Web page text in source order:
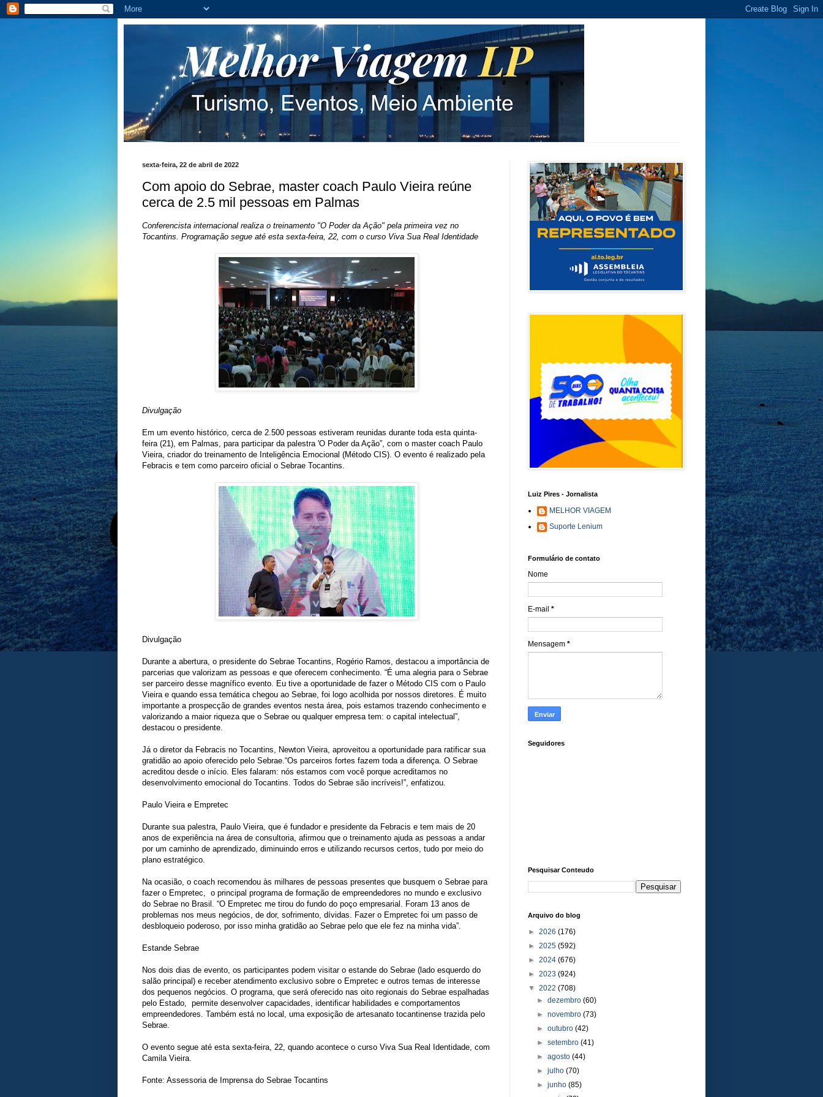
sexta-feira, 22 de abril de 2022
Com apoio do Sebrae, master coach Paulo Vieira reúne
cerca de 2.5 mil pessoas em Palmas
Conferencista internacional realiza o treinamento "O Poder da Ação" pela primeira vez no
Tocantins. Programação segue até esta sexta-feira, 22, com o curso Viva Sua Real Identidade
Divulgação
Em um evento histórico, cerca de 2.500 pessoas estiveram reunidas durante toda esta quinta-
feira (21), em Palmas, para participar da palestra 'O Poder da Ação”, com o master coach Paulo
Vieira, criador do treinamento de Inteligência Emocional (Método CIS). O evento é realizado pela
Febracis e tem como parceiro oficial o Sebrae Tocantins.
Divulgação
Durante a abertura, o presidente do Sebrae Tocantins, Rogério Ramos, destacou a importância de
parcerias que valorizam as pessoas e que oferecem conhecimento. “É uma alegria para o Sebrae
ser parceiro desse magnífico evento. Eu tive a oportunidade de fazer o Método CIS com o Paulo
Vieira e quando essa temática chegou ao Sebrae, foi logo acolhida por nossos diretores. É muito
importante a prospecção de grandes eventos nesta área, pois estamos trazendo conhecimento e
valorizando a maior riqueza que o Sebrae ou qualquer empresa tem: o capital intelectual”,
destacou o presidente.
Já o diretor da Febracis no Tocantins, Newton Vieira, aproveitou a oportunidade para ratificar sua
gratidão ao apoio oferecido pelo Sebrae.“Os parceiros fortes fazem toda a diferença. O Sebrae
acreditou desde o início. Eles falaram: nós estamos com você porque acreditamos no
desenvolvimento emocional do Tocantins. Todos do Sebrae são incríveis!”, enfatizou.
Paulo Vieira e Empretec
Durante sua palestra, Paulo Vieira, que é fundador e presidente da Febracis e tem mais de 20
anos de experiência na área de consultoria, afirmou que o treinamento ajuda as pessoas a andar
por um caminho de aprendizado, diminuindo erros e utilizando recursos certos, tudo por meio do
plano estratégico.
Na ocasião, o coach recomendou às milhares de pessoas presentes que busquem o Sebrae para
fazer o Empretec, o principal programa de formação de empreendedores no mundo e exclusivo
do Sebrae no Brasil. “O Empretec me tirou do fundo do poço empresarial. Foram 13 anos de
problemas nos meus negócios, de dor, sofrimento, dívidas. Fazer o Empretec foi um passo de
desbloqueio poderoso, por isso minha gratidão ao Sebrae pelo que ele fez na minha vida”.
Estande Sebrae
Nos dois dias de evento, os participantes podem visitar o estande do Sebrae (lado esquerdo do
salão principal) e receber atendimento exclusivo sobre o Empretec e outros temas de interesse
dos pequenos negócios. O programa, que será oferecido nas oito regionais do Sebrae espalhadas
pelo Estado, permite desenvolver capacidades, identificar habilidades e comportamentos
empreendedores. Também está no local, uma exposição de artesanato tocantinense trazida pelo
Sebrae.
O evento segue até esta sexta-feira, 22, quando acontece o curso Viva Sua Real Identidade, com
Camila Vieira.
Fonte: Assessoria de Imprensa do Sebrae Tocantins
Luiz Pires - Jornalista
MELHOR VIAGEM
Suporte Lenium
Formulário de contato
Nome
E-mail *
Mensagem *
Seguidores
Pesquisar Conteudo
Arquivo do blog
► 2026 (176)
► 2025 (592)
► 2024 (676)
► 2023 (924)
▼ 2022 (708)
►dezembro(60)
►novembro(73)
►outubro(42)
►setembro(41)
►agosto(44)
►julho(70)
►junho(85)